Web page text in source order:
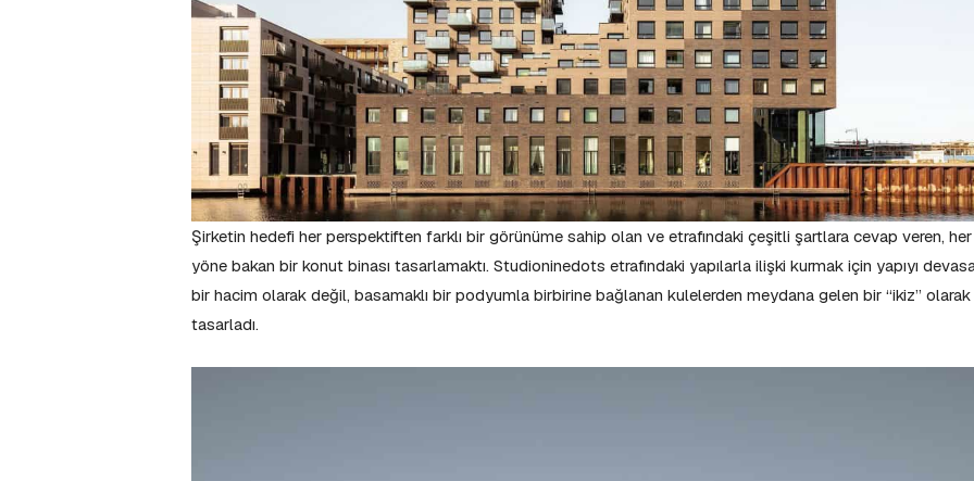
Şirketin hedefi her perspektiften farklı bir görünüme sahip olan ve etrafındaki çeşitli şartlara cevap veren, her
yöne bakan bir konut binası tasarlamaktı. Studioninedots etrafındaki yapılarla ilişki kurmak için yapıyı
bir hacim olarak değil, basamaklı bir podyumla birbirine bağlanan kulelerden meydana gelen bir “ikiz” olarak
tasarladı.